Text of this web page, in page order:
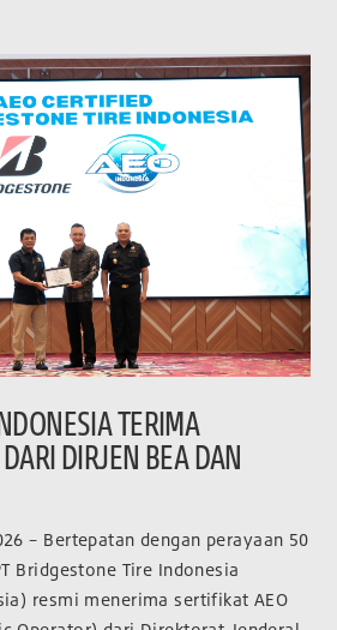
TERIMA
DIRJEN BEA DAN
– Bertepatan dengan perayaan 50
Bridgestone Tire Indonesia
resmi menerima sertifikat AEO